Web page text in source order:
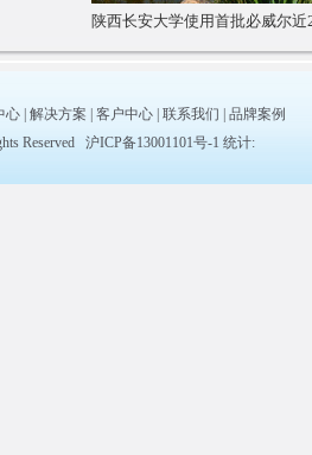
陕西长安大学使用首批必威尔
心 解决方案 客户中心 联系我们
品牌案例
Reserved 沪ICP备13001101号-1 统计: